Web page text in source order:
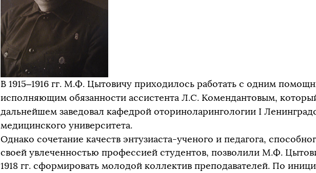
В 1915–1916 гг. М.Ф. Цытовичу приходилось работать с одним
исполняющим обязанности ассистента Л.С. Комендантовым,
дальнейшем заведовал кафедрой оториноларингологии I
медицинского университета.
Однако сочетание качеств энтузиаста-ученого и педагога,
своей увлеченностью профессией студентов, позволили М.Ф.
1918 гг. сформировать молодой коллектив преподавателей. По